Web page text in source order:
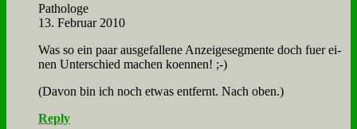
Pa­tho­lo­ge
13. Februar 2010
Was so ein paar aus­ge­fal­le­ne An­zei­ge­seg­men­te doch fuer ei­
nen Un­ter­schied ma­chen koen­nen! ;-)
(Da­von bin ich noch et­was ent­fernt. Nach oben.)
Reply